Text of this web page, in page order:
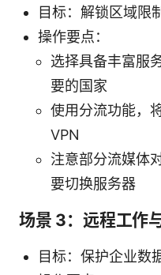
目标：解锁区域限
操作要点：
选择具备丰富服
要的国家
使用分流功能，
VPN
注意部分流媒体
要切换服务器
场景 3：远程工作
目标：保护企业数